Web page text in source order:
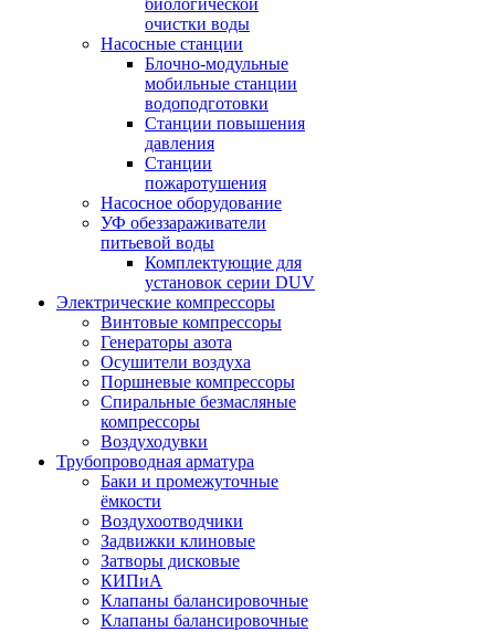
биологической
очистки воды
Насосные станции
Блочно-модульные
мобильные станции
водоподготовки
Станции повышения
давления
Станции
пожаротушения
Насосное оборудование
УФ обеззараживатели
питьевой воды
Комплектующие для
установок серии DUV
Электрические компрессоры
Винтовые компрессоры
Генераторы азота
Осушители воздуха
Поршневые компрессоры
Спиральные безмасляные
компрессоры
Воздуходувки
Трубопроводная арматура
Баки и промежуточные
ёмкости
Воздухоотводчики
Задвижки клиновые
Затворы дисковые
КИПиА
Клапаны балансировочные
Клапаны балансировочные